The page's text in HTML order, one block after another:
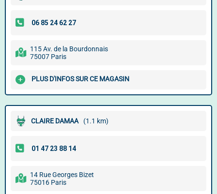
115 Av. de la Bourdonnais
75007 Paris
PLUS D'INFOS SUR CE MAGASIN
CLAIRE DAMAA (1.1 km)
14 Rue Georges Bizet
75016 Paris